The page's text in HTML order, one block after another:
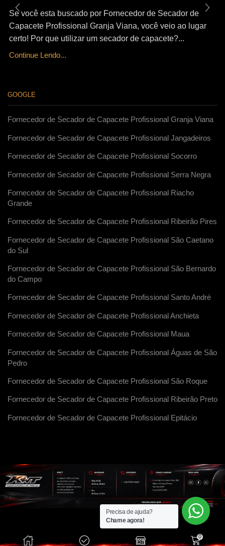
Se você esta buscado por Fornecedor de Secador de
Capacete Profissional Granja Viana, você veio ao lugar
certo! Por que utilizar um secador de capacete?...
Continue Lendo...
GOOGLE
Fornecedor de Secador de Capacete Profissional Granja Viana
Fornecedor de Secador de Capacete Profissional Jangadeiros
Fornecedor de Secador de Capacete Profissional Socorro
Fornecedor de Secador de Capacete Profissional Serra Negra
Fornecedor de Secador de Capacete Profissional Riacho
Grande
Fornecedor de Secador de Capacete Profissional Ribeirão Pires
Fornecedor de Secador de Capacete Profissional São Caetano
do Sul
Fornecedor de Secador de Capacete Profissional São Bernardo
do Campo
Fornecedor de Secador de Capacete Profissional Santo André
Fornecedor de Secador de Capacete Profissional Anchieta
Fornecedor de Secador de Capacete Profissional Maua
Fornecedor de Secador de Capacete Profissional Águas de São
Pedro
Fornecedor de Secador de Capacete Profissional São Roque
Fornecedor de Secador de Capacete Profissional Ribeirão Preto
Fornecedor de Secador de Capacete Profissional Epitácio
0
Precisa de ajuda?
Chame agora!